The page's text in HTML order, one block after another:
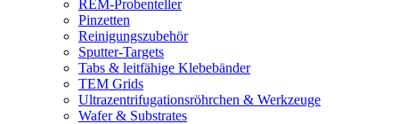
REM-Probenteller
Pinzetten
Reinigungszubehör
Sputter-Targets
Tabs & leitfähige Klebebänder
TEM Grids
Ultrazentrifugationsröhrchen & Werkzeuge
Wafer & Substrates